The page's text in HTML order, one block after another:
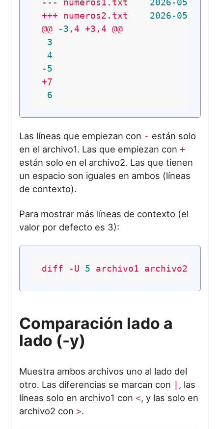
--- numeros1.txt 2026-05
+++
numeros2.txt 2026-05
@@
-3 ,4 +3,4 @@
3
4
-5
+7
6
Las líneas que empiezan con - están solo
en el archivo1. Las que empiezan con+
están solo en el archivo2. Las que tienen
un espacio son iguales en ambos (líneas
de contexto).
Para mostrar más líneas de contexto (el
valor por defecto es 3):
diff -U 5 archivo1 archivo2
Comparación lado a
lado (-y)
Muestra ambos archivos uno al lado del
otro. Las diferencias se marcan con | , las
líneas solo en archivo1 con<, y las solo en
archivo2 con>.